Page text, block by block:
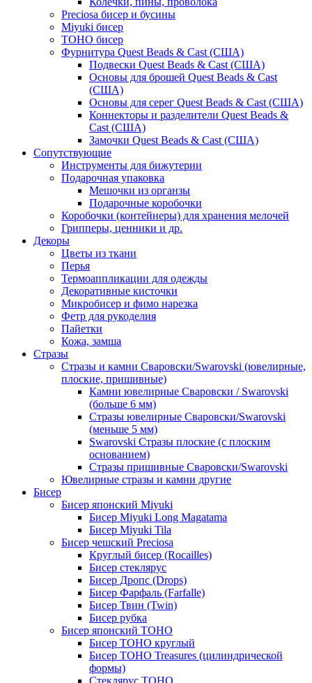
Preciosa бисер и бусины
Miyuki бисер
TOHO бисер
Фурнитура Quest Beads & Cast (США)
Подвески Quest Beads & Cast (США)
Основы для брошей Quest Beads & Cast
(США)
Основы для серег Quest Beads & Cast (США)
Коннекторы и разделители Quest Beads &
Cast (США)
Замочки Quest Beads & Cast (США)
Сопутствующие
Инструменты для бижутерии
Подарочная упаковка
Мешочки из органзы
Подарочные коробочки
Коробочки (контейнеры) для хранения мелочей
Грипперы, ценники и др.
Декоры
Цветы из ткани
Перья
Термоаппликации для одежды
Декоративные кисточки
Микробисер и фимо нарезка
Фетр для рукоделия
Пайетки
Кожа, замша
Стразы
Стразы и камни Сваровски/Swarovski (ювелирные,
плоские, пришивные)
Камни ювелирные Сваровски / Swarovski
(больше 6 мм)
Стразы ювелирные Сваровски/Swarovski
(меньше 5 мм)
Swarovski Стразы плоские (с плоским
основанием)
Стразы пришивные Сваровски/Swarovski
Ювелирные стразы и камни другие
Бисер
Бисер японский Miyuki
Бисер Miyuki Long Magatama
Бисер Miyuki Tila
Бисер чешский Preciosa
Круглый бисер (Rocailles)
Бисер стеклярус
Бисер Дропс (Drops)
Бисер Фарфаль (Farfalle)
Бисер Твин (Twin)
Бисер рубка
Бисер японский TOHO
Бисер TOHO круглый
Бисер TOHO Treasures (цилиндрической
формы)